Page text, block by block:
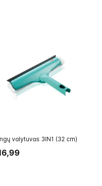
valytuvas 3IN1 (32 cm)